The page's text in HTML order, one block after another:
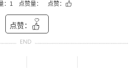
：1 点赞量： 点赞：
点赞：